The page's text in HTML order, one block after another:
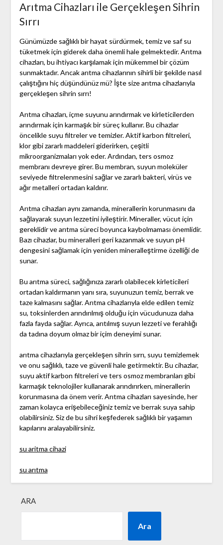
Arıtma Cihazları ile Gerçekleşen Sihrin
Sırrı
Günümüzde sağlıklı bir hayat sürdürmek, temiz ve saf su
tüketmek için giderek daha önemli hale gelmektedir. Arıtma
cihazları, bu ihtiyacı karşılamak için mükemmel bir çözüm
sunmaktadır. Ancak arıtma cihazlarının sihirli bir şekilde nasıl
çalıştığını hiç düşündünüz mü? İşte size arıtma cihazlarıyla
gerçekleşen sihrin sırrı!
Arıtma cihazları, içme suyunu arındırmak ve kirleticilerden
arındırmak için karmaşık bir süreç kullanır. Bu cihazlar
öncelikle suyu filtreler ve temizler. Aktif karbon filtreleri,
klor gibi zararlı maddeleri giderirken, çeşitli
mikroorganizmaları yok eder. Ardından, ters osmoz
membranı devreye girer. Bu membran, suyun moleküler
seviyede filtrelenmesini sağlar ve zararlı bakteri, virüs ve
ağır metalleri ortadan kaldırır.
Arıtma cihazları aynı zamanda, minerallerin korunmasını da
sağlayarak suyun lezzetini iyileştirir. Mineraller, vücut için
gereklidir ve arıtma süreci boyunca kaybolmaması önemlidir.
Bazı cihazlar, bu mineralleri geri kazanmak ve suyun pH
dengesini sağlamak için yeniden mineralleştirme özelliği de
sunar.
Bu arıtma süreci, sağlığınıza zararlı olabilecek kirleticileri
ortadan kaldırmanın yanı sıra, suyunuzun temiz, berrak ve
taze kalmasını sağlar. Arıtma cihazlarıyla elde edilen temiz
su, toksinlerden arındırılmış olduğu için vücudunuza daha
fazla fayda sağlar. Ayrıca, arıtılmış suyun lezzeti ve ferahlığı
da tadına doyum olmaz bir içim deneyimi sunar.
arıtma cihazlarıyla gerçekleşen sihrin sırrı, suyu temizlemek
ve onu sağlıklı, taze ve güvenli hale getirmektir. Bu cihazlar,
suyu aktif karbon filtreleri ve ters osmoz membranları gibi
karmaşık teknolojiler kullanarak arındırırken, minerallerin
korunmasına da önem verir. Arıtma cihazları sayesinde, her
zaman kolayca erişebileceğiniz temiz ve berrak suya sahip
olabilirsiniz. Siz de bu sihri keşfederek sağlıklı bir yaşamın
kapılarını aralayabilirsiniz.
su aritma cihazi
su arıtma
ARA
Ara